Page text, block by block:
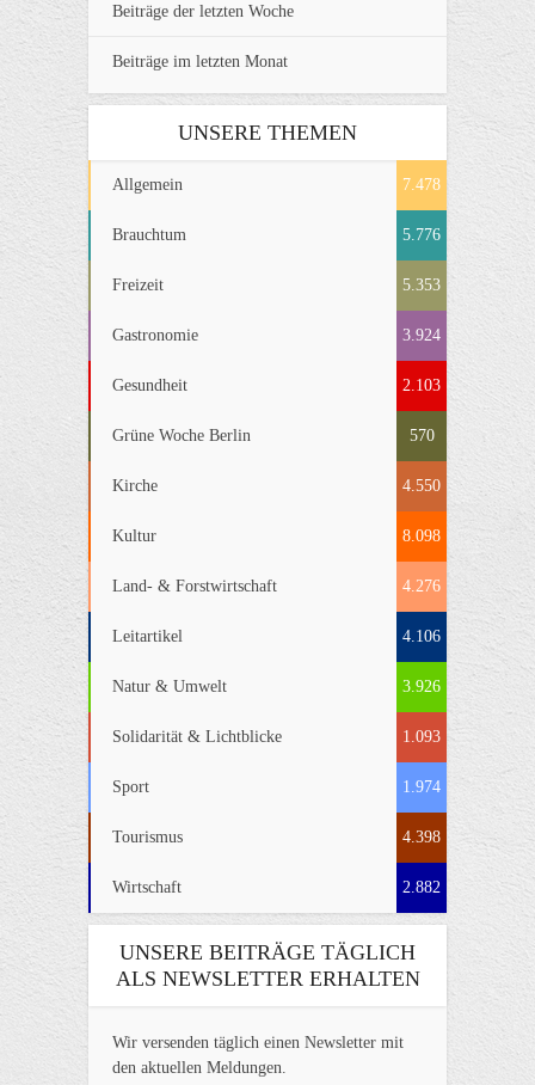
Beiträge der letzten Woche
Beiträge im letzten Monat
UNSERE THEMEN
Allgemein 7.478
Brauchtum 5.776
Freizeit 5.353
Gastronomie 3.924
Gesundheit 2.103
Grüne Woche Berlin 570
Kirche 4.550
Kultur 8.098
Land- & Forstwirtschaft 4.276
Leitartikel 4.106
Natur & Umwelt 3.926
Solidarität & Lichtblicke 1.093
Sport 1.974
Tourismus 4.398
Wirtschaft 2.882
UNSERE BEITRÄGE TÄGLICH
ALS NEWSLETTER ERHALTEN
Wir versenden täglich einen Newsletter mit
den aktuellen Meldungen.